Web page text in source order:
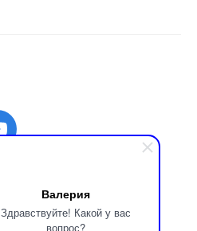
Валерия
Здравствуйте! Какой у вас
вопрос?